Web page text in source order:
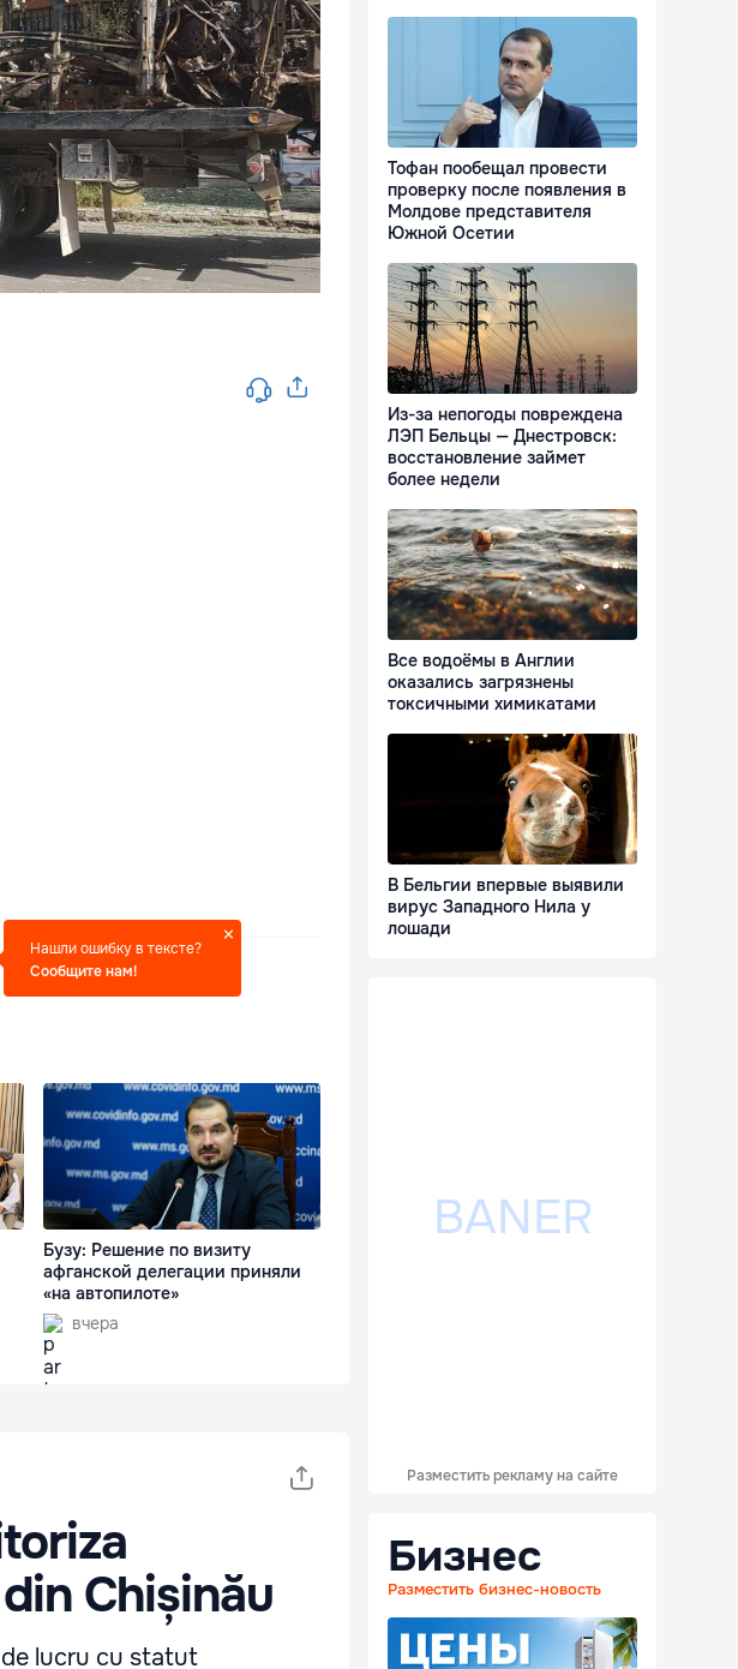
Нашли ошибку в тексте?
Сообщите нам!
Бузу: Решение по визиту
афганской делегации приняли
«на автопилоте»
вчера
Chișinău
lucru cu statut
Тофан пообещал провести
проверку после появления в
Молдове представителя
Южной Осетии
Из-за непогоды повреждена
ЛЭП Бельцы — Днестровск:
восстановление займет
более недели
Все водоёмы в Англии
оказались загрязнены
токсичными химикатами
В Бельгии впервые выявили
вирус Западного Нила у
лошади
Разместить рекламу на сайте
Бизнес
Разместить бизнес-новость